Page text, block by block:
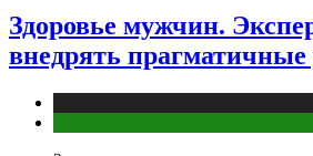
Здоровье мужчин.
внедрять